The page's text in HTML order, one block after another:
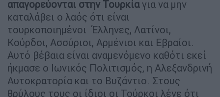
απαγορεύονται στην Τουρκίαγια να μην
καταλάβει ο λαός ότι είναι
τουρκοποιημένοι Έλληνες, Λατίνοι,
Κούρδοι, Ασσύριοι, Αρμένιοι και Εβραίοι.
Αυτό βέβαια είναι αναμενόμενο καθότι εκεί
ήκμασε ο Ιωνικός Πολιτισμός, η Αλεξανδρινή
Αυτοκρατορία και το Βυζάντιο. Στους
θρύλους τους οι ίδιοι οι Τούρκοι λένε ότι